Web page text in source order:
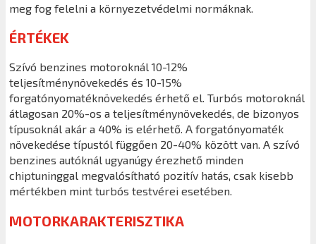
meg fog felelni a környezetvédelmi normáknak.
ÉRTÉKEK
Szívó benzines motoroknál 10-12%
teljesítménynövekedés és 10-15%
forgatónyomatéknövekedés érhető el. Turbós motoroknál
átlagosan 20%-os a teljesítménynövekedés, de bizonyos
típusoknál akár a 40% is elérhető. A forgatónyomaték
növekedése típustól függően 20-40% között van. A szívó
benzines autóknál ugyanúgy érezhető minden
chiptuninggal megvalósítható pozitív hatás, csak kisebb
mértékben mint turbós testvérei esetében.
MOTORKARAKTERISZTIKA